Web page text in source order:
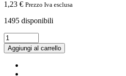
1,23 € Prezzo Iva esclusa
1495 disponibili
1X40
pin
Straight
header
Aggiungi al carrello